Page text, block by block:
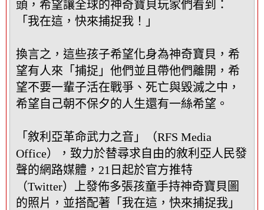
頭，希望讓全球的神奇寶貝玩家們看到：
「我在這，快來捕捉我！」
換言之，這些孩子希望化身為神奇寶貝，希
望有人來「捕捉」他們並且帶他們離開，希
望不要一輩子活在戰爭、死亡與毀滅之中，
希望自己朝不保夕的人生還有一絲希望。
「敘利亞革命武力之音」（RFS Media
Office），致力於替尋求自由的敘利亞人民發
聲的網路媒體，21日起於官方推特
（Twitter）上發佈多張孩童手持神奇寶貝圖
的照片，並搭配著「我在這，快來捕捉我」